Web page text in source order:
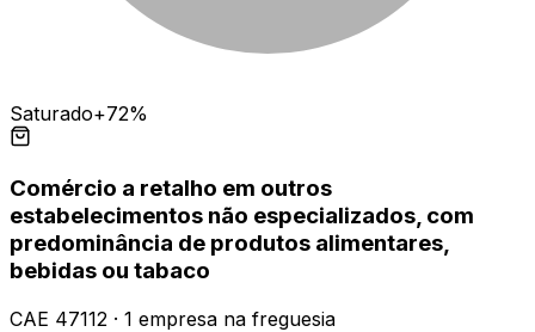
Saturado+72%
Comércio a retalho em outros
estabelecimentos não especializados, com
predominância de produtos alimentares,
bebidas ou tabaco
CAE 47112 · 1 empresa na freguesia